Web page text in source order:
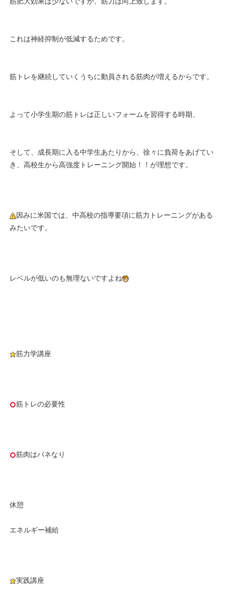
これは神経抑制が低減するためです。
筋トレを継続していくうちに動員される筋肉が増えるからです。
よって小学生期の筋トレは正しいフォームを習得する時期、
そして、成長期に入る中学生あたりから、徐々に負荷をあげてい
き、高校生から高強度トレーニング開始！！が理想です。
因みに米国では、中高校の指導要項に筋力トレーニングがある
みたいです。
レベルが低いのも無理ないですよね
筋力学講座
筋トレの必要性
筋肉はバネなり
休憩
エネルギー補給
実践講座